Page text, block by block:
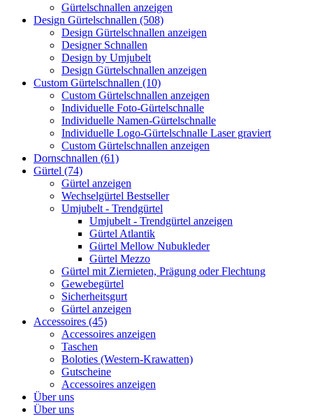
Gürtelschnallen anzeigen
Design Gürtelschnallen (508)
Design Gürtelschnallen anzeigen
Designer Schnallen
Design by Umjubelt
Design Gürtelschnallen anzeigen
Custom Gürtelschnallen (10)
Custom Gürtelschnallen anzeigen
Individuelle Foto-Gürtelschnalle
Individuelle Namen-Gürtelschnalle
Individuelle Logo-Gürtelschnalle Laser graviert
Custom Gürtelschnallen anzeigen
Dornschnallen (61)
Gürtel (74)
Gürtel anzeigen
Wechselgürtel Bestseller
Umjubelt - Trendgürtel
Umjubelt - Trendgürtel anzeigen
Gürtel Atlantik
Gürtel Mellow Nubukleder
Gürtel Mezzo
Gürtel mit Ziernieten, Prägung oder Flechtung
Gewebegürtel
Sicherheitsgurt
Gürtel anzeigen
Accessoires (45)
Accessoires anzeigen
Taschen
Boloties (Western-Krawatten)
Gutscheine
Accessoires anzeigen
Über uns
Über uns